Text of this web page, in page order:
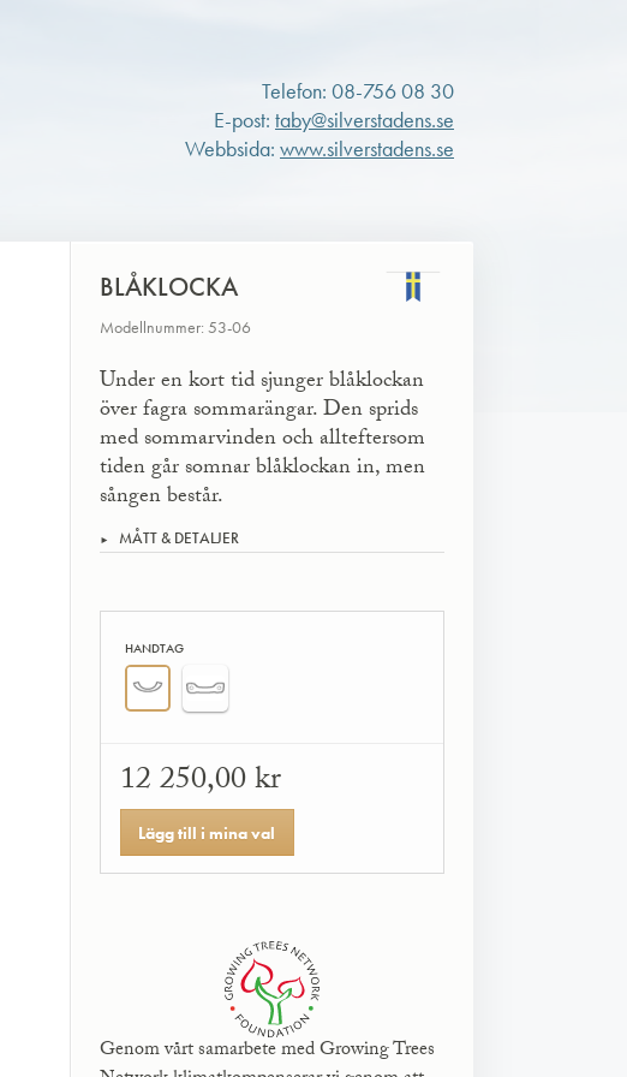
Telefon: 08-756 08 30
E-post: taby@silverstadens.se
Webbsida: www.silverstadens.se
BLÅKLOCKA
Modellnummer: 53-06
Under en kort tid sjunger blåklockan
över fagra sommarängar. Den sprids
med sommarvinden och allteftersom
tiden går somnar blåklockan in, men
sången består.
MÅTT & DETALJER
HANDTAG
12 250,00 kr
Lägg till i mina val
Genom vårt samarbete med Growing Trees